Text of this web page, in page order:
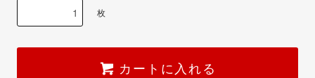
枚
カートに入れる